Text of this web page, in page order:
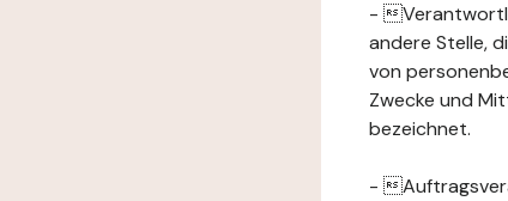
-
andere Stelle,
von
Zwecke und
bezeichnet.
-